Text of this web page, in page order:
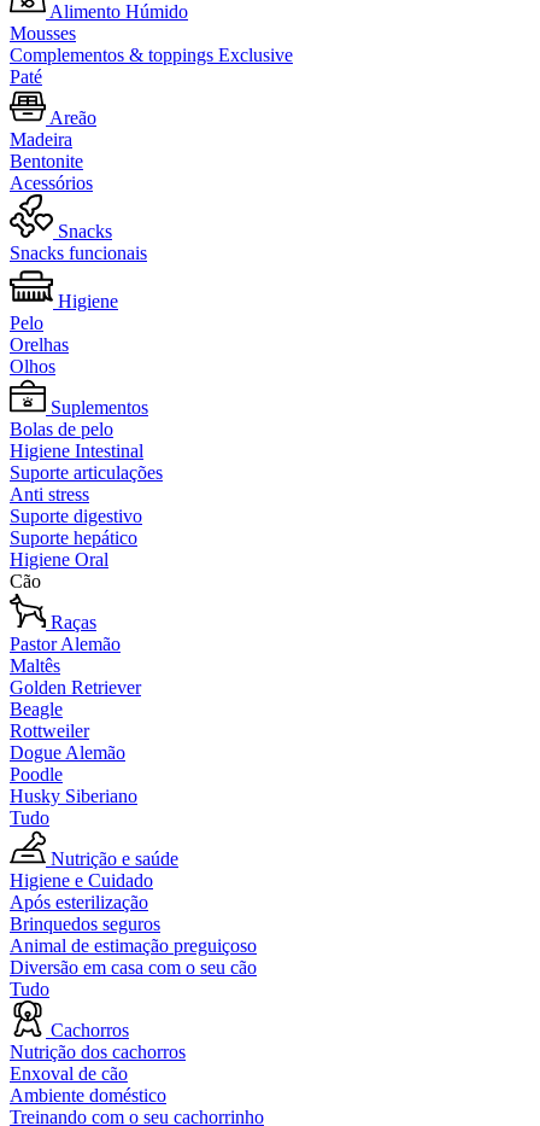
Alimento Húmido
Mousses
Complementos & toppings Exclusive
Paté
Areão
Madeira
Bentonite
Acessórios
Snacks
Snacks funcionais
Higiene
Pelo
Orelhas
Olhos
Suplementos
Bolas de pelo
Higiene Intestinal
Suporte articulações
Anti stress
Suporte digestivo
Suporte hepático
Higiene Oral
Cão
Raças
Pastor Alemão
Maltês
Golden Retriever
Beagle
Rottweiler
Dogue Alemão
Poodle
Husky Siberiano
Tudo
Nutrição e saúde
Higiene e Cuidado
Após esterilização
Brinquedos seguros
Animal de estimação preguiçoso
Diversão em casa com o seu cão
Tudo
Cachorros
Nutrição dos cachorros
Enxoval de cão
Ambiente doméstico
Treinando com o seu cachorrinho